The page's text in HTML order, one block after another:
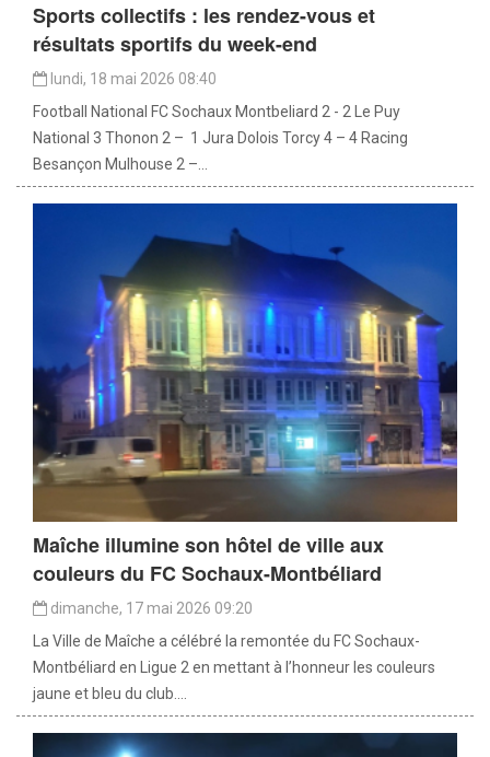
Sports collectifs : les rendez-vous et
résultats sportifs du week-end
lundi, 18 mai 2026 08:40
Football National FC Sochaux Montbeliard 2 - 2 Le Puy
National 3 Thonon 2 – 1 Jura Dolois Torcy 4 – 4 Racing
Besançon Mulhouse 2 –...
Maîche illumine son hôtel de ville aux
couleurs du FC Sochaux-Montbéliard
dimanche, 17 mai 2026 09:20
La Ville de Maîche a célébré la remontée du FC Sochaux-
Montbéliard en Ligue 2 en mettant à l’honneur les couleurs
jaune et bleu du club....